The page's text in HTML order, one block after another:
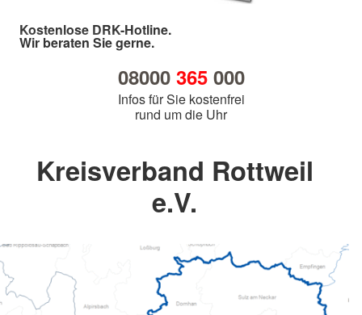
Kostenlose DRK-Hotline.
Wir beraten Sie gerne.
08000 365000
Infos für Sie kostenfrei
rund um die Uhr
Kreisverband Rottweil
e.V.